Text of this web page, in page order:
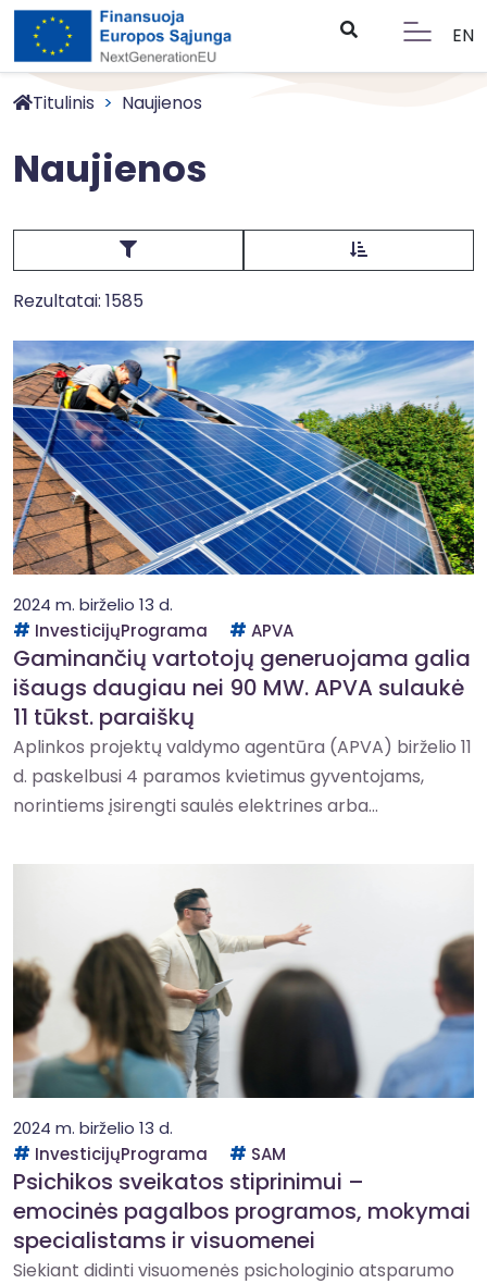
EN
Titulinis Naujienos
Naujienos
Rezultatai: 1585
2024 m. birželio 13 d.
InvesticijųPrograma
APVA
Gaminančių vartotojų generuojama galia
išaugs daugiau nei 90 MW. APVA sulaukė
11 tūkst. paraiškų
Aplinkos projektų valdymo agentūra (APVA) birželio 11
d. paskelbusi 4 paramos kvietimus gyventojams,
norintiems įsirengti saulės elektrines arba...
2024 m. birželio 13 d.
InvesticijųPrograma
SAM
Psichikos sveikatos stiprinimui –
emocinės pagalbos programos, mokymai
specialistams ir visuomenei
Siekiant didinti visuomenės psichologinio atsparumo